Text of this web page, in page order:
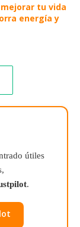
tu vida
energía y
útiles
.